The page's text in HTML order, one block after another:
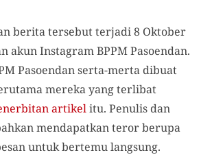
berita tersebut terjadi 8 Oktober
akun Instagram BPPM Pasoendan.
Pasoendan serta-merta dibuat
mereka yang terlibat
artikelitu. Penulis dan
mendapatkan teror berupa
untuk bertemu langsung.